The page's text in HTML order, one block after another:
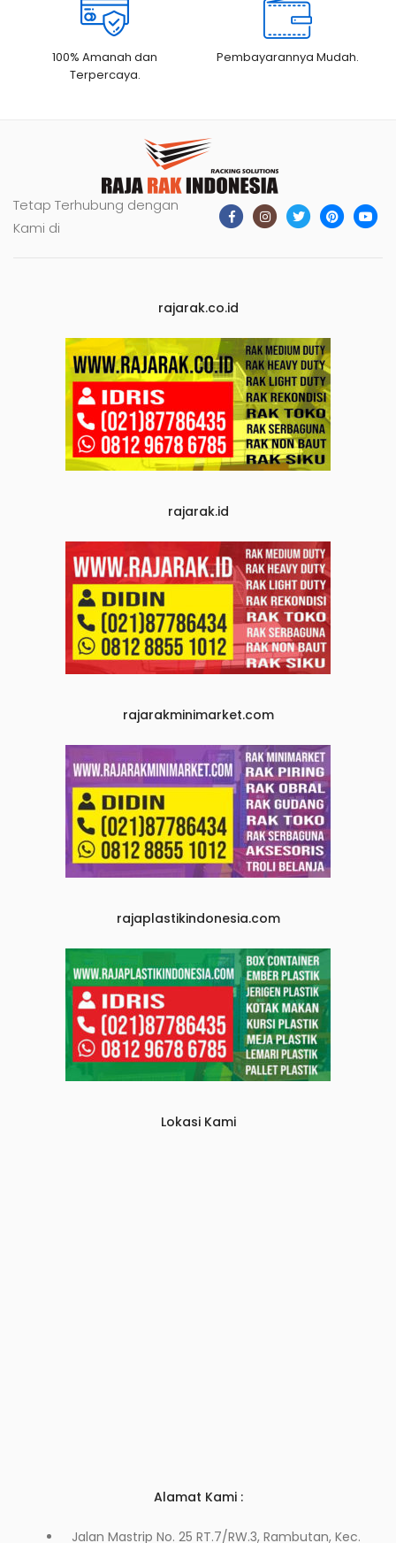
100% Amanah dan
Terpercaya.
Pembayarannya Mudah.
Tetap Terhubung dengan
Kami di
rajarak.co.id
rajarak.id
rajarakminimarket.com
rajaplastikindonesia.com
Lokasi Kami
Alamat Kami :
Jalan Mastrip No. 25 RT.7/RW.3, Rambutan, Kec.